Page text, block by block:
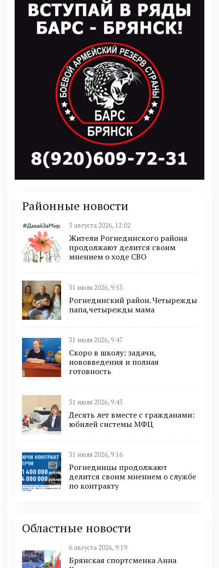
Районные новости
3 августа 2026, 12:02
Жители Рогнединского района
продолжают делится своим
мнением о ходе СВО
31 июля 2026, 9:53
Рогнединский район. Четырежды
папа,четырежды мама
31 июля 2026, 9:47
Скоро в школу: задачи,
нововведения и полная
готовность
31 июля 2026, 9:43
Десять лет вместе с гражданами:
юбилей системы МФЦ
31 июля 2026, 9:16
Рогнединцы продолжают
делится своим мнением о службе
по контракту
Областные новости
6 августа 2026, 9:19
Брянская спортсменка Анна